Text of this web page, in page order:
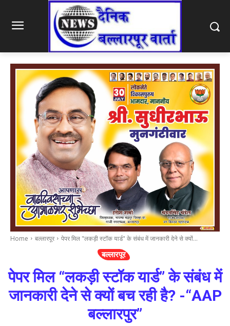
Home बल्लारपूर पेपर मिल "लकड़ी स्टॉक यार्ड" के संबंध में जानकारी देने से क्यों...
बल्लारपूर
पेपर मिल “लकड़ी स्टॉक यार्ड” के संबंध में
जानकारी देने से क्यों बच रही है? -“AAP
बल्लारपुर”